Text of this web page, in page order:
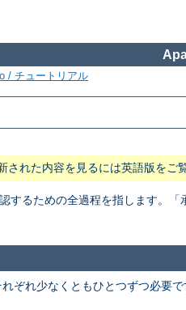
/ チュートリアル
れた内容を見るには英語版をご
するための全過程を指します。
ぞれ少なくともひとつずつ必要で